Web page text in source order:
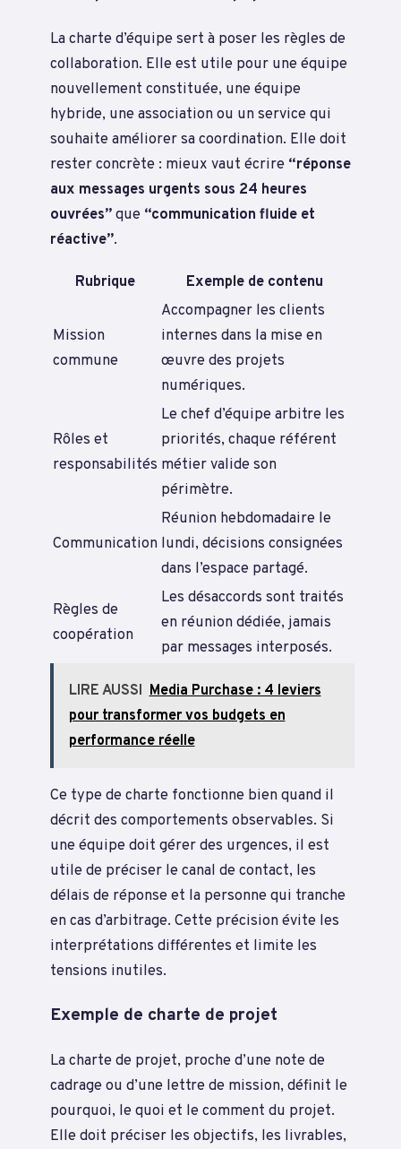
La charte d’équipe sert à poser les règles de
collaboration. Elle est utile pour une équipe
nouvellement constituée, une équipe
hybride, une association ou un service qui
souhaite améliorer sa coordination. Elle doit
rester concrète : mieux vaut écrire “réponse
aux messages urgents sous 24 heures
ouvrées”que “communication fluide et
réactive”.
Rubrique Exemple de contenu
Mission
commune
Accompagner les clients
internes dans la mise en
œuvre des projets
numériques.
Rôles et
responsabilités
Le chef d’équipe arbitre les
priorités, chaque référent
métier valide son
périmètre.
Communication
Réunion hebdomadaire le
lundi, décisions consignées
dans l’espace partagé.
Règles de
coopération
Les désaccords sont traités
en réunion dédiée, jamais
par messages interposés.
LIRE AUSSI Media Purchase : 4 leviers
pour transformer vos budgets en
performance réelle
Ce type de charte fonctionne bien quand il
décrit des comportements observables. Si
une équipe doit gérer des urgences, il est
utile de préciser le canal de contact, les
délais de réponse et la personne qui tranche
en cas d’arbitrage. Cette précision évite les
interprétations différentes et limite les
tensions inutiles.
Exemple de charte de projet
La charte de projet, proche d’une note de
cadrage ou d’une lettre de mission, définit le
pourquoi, le quoi et le comment du projet.
Elle doit préciser les objectifs, les livrables,